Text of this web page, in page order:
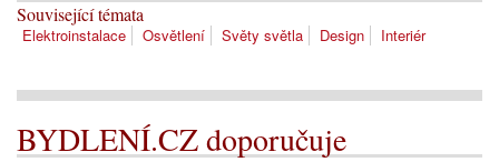
Související témata
Elektroinstalace Osvětlení Světy světla Design Interiér
BYDLENÍ.CZ doporučuje